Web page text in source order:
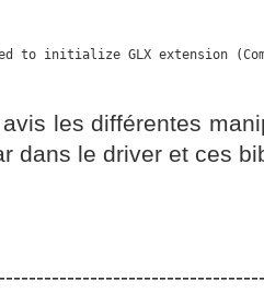
to initialize GLX extension
les différentes
dans le driver et ces